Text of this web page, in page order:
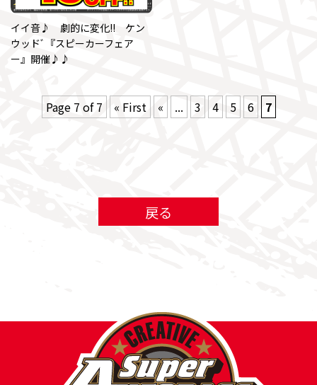
イイ音♪ 劇的に変化!! ケン
ウッドﾞ『スピーカーフェア
ー』開催♪♪
Page 7 of 7 « First « ... 3 4 5 6 7
戻る